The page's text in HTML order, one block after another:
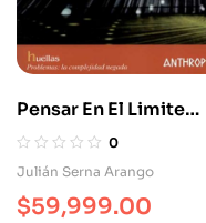
Pensar En El Limite
Heterodoxias
Científicas Y
Filosóficas
0
Julián Serna Arango
$59,999.00